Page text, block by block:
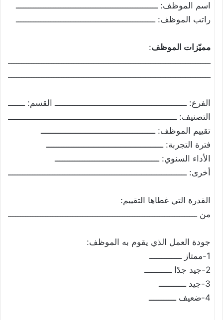
اسم الموظف: ـــــــــــــــــــــــــــــــــــــــــــــــــــــــــ
راتب الموظف: ــــــــــــــــــــــــــــــــــــــــــــــــــــــــ
مميّزات الموظف:
الفرع: ـــــــــــــــــــــــــــــــــــــــــــــــــــــ القسم:
التصنيف:
تقييم الموظف: ــــــــــــــــــــــــــــــــــــــــــــــ
فترة التجربة: ـــــــــــــــــــــــــــــــــــــــــــــــ
الأداء السنوي: ــــــــــــــــــــــــــــــــــــــــــ
أخرى:
القدرة التي غطاها التقييم:
من
جودة العمل الذي يقوم به الموظف:
1-ممتاز ـــــــــــــ
2-جيد جدًا ـــــــــــ
3-جيد ـــــــــــ
4-ضعيف ـــــــــــ